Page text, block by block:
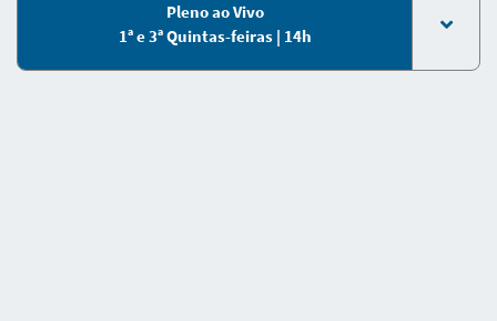
Pleno ao Vivo
1ª e 3ª Quintas-feiras | 14h